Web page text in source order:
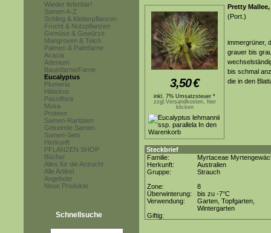
Wieder lieferbar!
Samen A-Z
Schling & Kletterpflanzen
Frucht & Nutzpflanzen
Gemüse & Gewürze
Mangroven & Teich
Palmen & Palmfarne
Acacia
Adenium
Baumfarne/Farne
Eucalyptus
Plumeria
Hibiskus
Passiflora
Musa
Proteen
Samen-Raritäten
Gekeimte Samen
Samen-Sets
Herkunft
PFLANZEN SHOP
Bücher
Alles für die Anzucht
Alle Artikel
Angebote
Neue Produkte
Schnellsuche
3,50€
inkl. 7% Umsatzsteuer *
zzgl.Versandkosten, hier
klicken
Pretty
(Port.)
immergrüner,
grauer bis
bis schmal
die in den
Steckbrief
Familie:
Myrtaceae
Herkunft:
Australien
Gruppe:
Strauch
Zone:
8
Überwinterung:
bis zu -7°C
Verwendung:
Garten, Topfgarten,
Wintergarten
Giftig: